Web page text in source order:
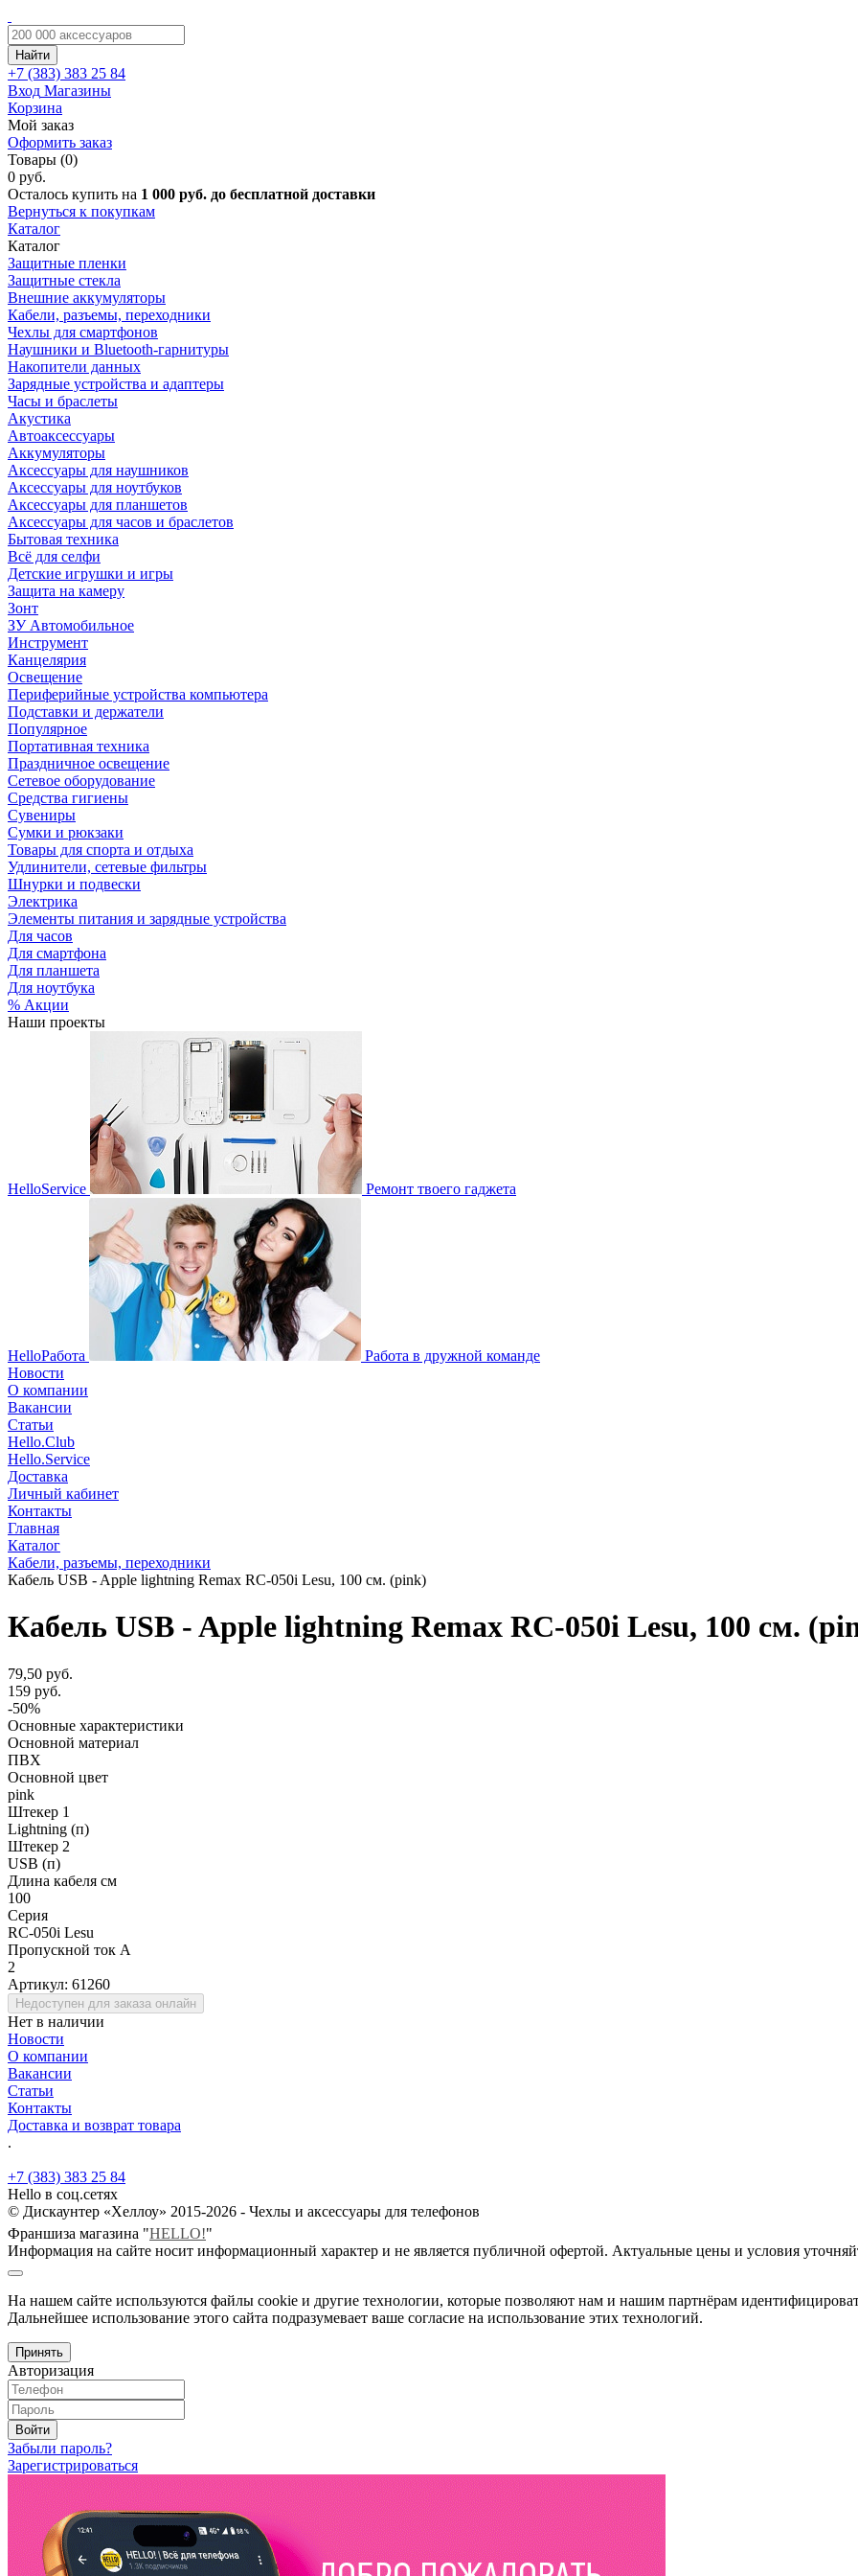
Найти
+7 (383) 383 25 84
Вход Магазины
Корзина
Мой заказ
Оформить заказ
Товары (0)
0 руб.
Осталось купить на 1 000 руб. до бесплатной доставки
Вернуться к покупкам
Каталог
Каталог
Защитные пленки
Защитные стекла
Внешние аккумуляторы
Кабели, разъемы, переходники
Чехлы для смартфонов
Наушники и Bluetooth-гарнитуры
Накопители данных
Зарядные устройства и адаптеры
Часы и браслеты
Акустика
Автоаксессуары
Аккумуляторы
Аксессуары для наушников
Аксессуары для ноутбуков
Аксессуары для планшетов
Аксессуары для часов и браслетов
Бытовая техника
Всё для селфи
Детские игрушки и игры
Защита на камеру
Зонт
ЗУ Автомобильное
Инструмент
Канцелярия
Освещение
Периферийные устройства компьютера
Подставки и держатели
Популярное
Портативная техника
Праздничное освещение
Сетевое оборудование
Средства гигиены
Сувениры
Сумки и рюкзаки
Товары для спорта и отдыха
Удлинители, сетевые фильтры
Шнурки и подвески
Электрика
Элементы питания и зарядные устройства
Для часов
Для смартфона
Для планшета
Для ноутбука
% Акции
Наши проекты
HelloService Ремонт твоего гаджета
HelloРабота
Работа в дружной команде
Новости
О компании
Вакансии
Статьи
Hello.Club
Hello.Service
Доставка
Личный кабинет
Контакты
Главная
Каталог
Кабели, разъемы, переходники
Кабель USB - Apple lightning Remax RC-050i Lesu, 100 см. (pink)
Кабель USB - Apple lightning Remax RC-050i Lesu, 100 см.
79,50 руб.
159 руб.
-50%
Основные характеристики
Основной материал
ПВХ
Основной цвет
pink
Штекер 1
Lightning (п)
Штекер 2
USB (п)
Длина кабеля см
100
Серия
RC-050i Lesu
Пропускной ток А
2
Артикул: 61260
Недоступен для заказа онлайн
Нет в наличии
Новости
О компании
Вакансии
Статьи
Контакты
Доставка и возврат товара
.
+7 (383) 383 25 84
Hello в соц.сетях
© Дискаунтер «Хеллоу» 2015-2026 - Чехлы и аксессуары для телефонов
Франшиза магазина "HELLO!"
Информация на сайте носит информационный характер и не является публичной офертой. Актуальные цены и условия
На нашем сайте используются файлы cookie и другие технологии, которые позволяют нам и нашим партнёрам
Дальнейшее использование этого сайта подразумевает ваше согласие на использование этих технологий.
Принять
Авторизация
Войти
Забыли пароль?
Зарегистрироваться